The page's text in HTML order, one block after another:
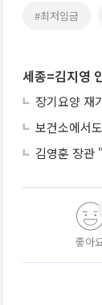
#최저임금
세종=김지영
장기요양 재
보건소에서
김영훈 장관
좋아